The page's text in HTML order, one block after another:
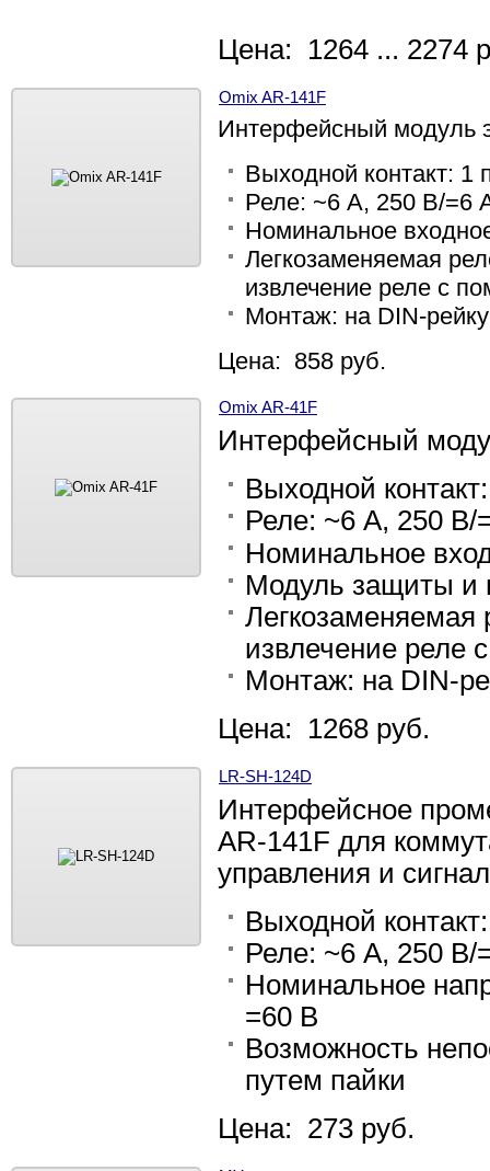
Цена: 1264 ... 2274
Omix AR-141F
Интерфейсный модуль
Выходной контакт:
Реле: ~6 А, 250 В/=6
Номинальное
Легкозаменяемая
извлечение реле с
Монтаж: на DIN-рейку
Цена: 858 руб.
Omix AR-41F
Интерфейсный
Выходной
Реле: ~6 А, 250 В/
Номинальное
Модуль защиты и
Легкозаменяемая
извлечение реле
Монтаж: на DIN-
Цена: 1268 руб.
LR-SH-124D
Интерфейсное
AR-141F для
управления и
Выходной
Реле: ~6 А, 250 В/
Номинальное
=60 В
Возможность
путем пайки
Цена: 273 руб.